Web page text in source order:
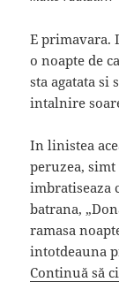
E primavara.
o noapte de
sta agatata si
intalnire
In linistea
peruzea,
imbratiseaza
batrana,
ramasa
intotdeauna
Continuă să